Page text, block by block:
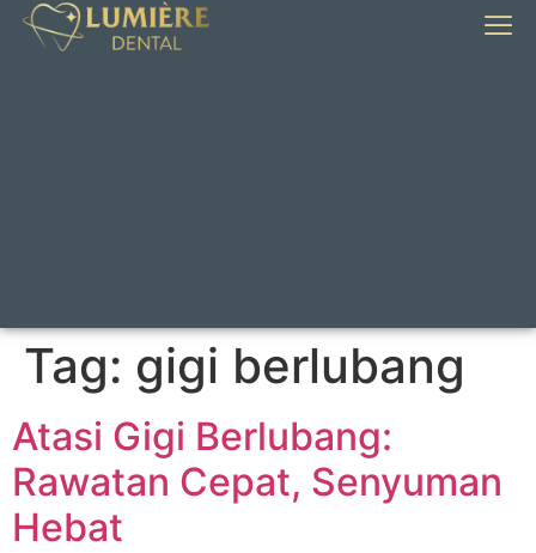
Tag: gigi berlubang​
Atasi Gigi Berlubang:
Rawatan Cepat, Senyuman
Hebat